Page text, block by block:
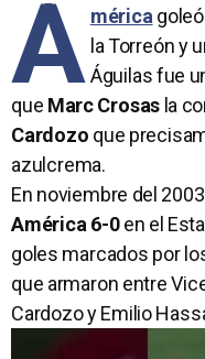
A méricagoleó
la Torreón y
Águilas fue
que Marc Crosas la
Cardozo que
azulcrema.
En noviembre del
América 6-0en el
goles marcados por
que armaron entre
Cardozo y Emilio